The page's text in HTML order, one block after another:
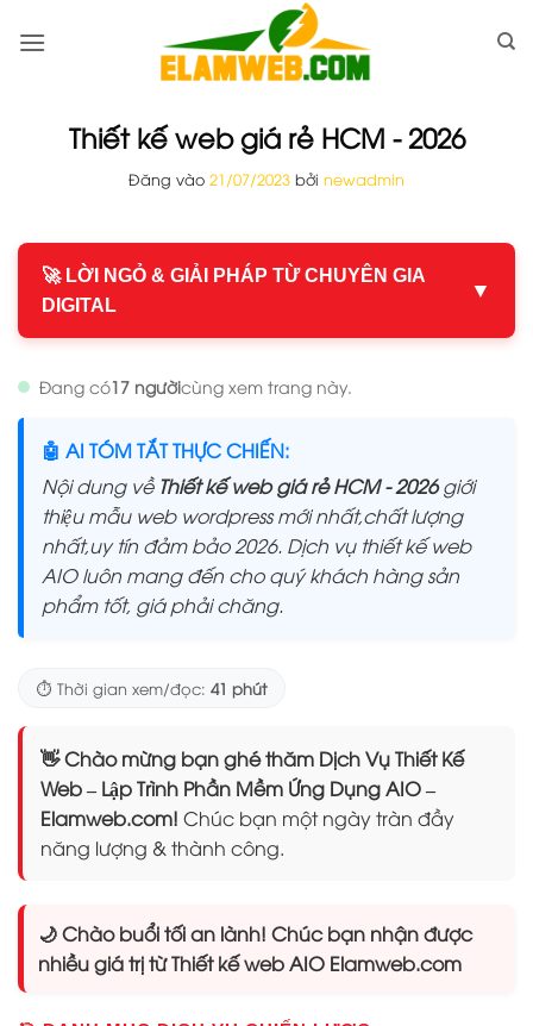
qua
Thiết kế web giá rẻ HCM - 2026
Đăng vào 21/07/2023 bởi newadmin
🚀 LỜI NGỎ & GIẢI PHÁP TỪ CHUYÊN GIA
DIGITAL
▼
Đang có17 ngườicùng xem trang này.
🤖 AI TÓM TẮT THỰC CHIẾN:
Nội dung về Thiết kế web giá rẻ HCM - 2026giới
thiệu mẫu web wordpress mới nhất,chất lượng
nhất,uy tín đảm bảo 2026. Dịch vụ thiết kế web
AIO luôn mang đến cho quý khách hàng sản
phẩm tốt, giá phải chăng.
⏱️ Thời gian xem/đọc: 41 phút
👋 Chào mừng bạn ghé thăm Dịch Vụ Thiết Kế
Web – Lập Trình Phần Mềm Ứng Dụng AIO –
Elamweb.com! Chúc bạn một ngày tràn đầy
năng lượng & thành công.
🌙 Chào buổi tối an lành! Chúc bạn nhận được
nhiều giá trị từ Thiết kế web AIO Elamweb.com